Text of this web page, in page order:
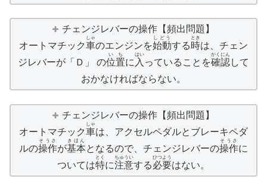
チェンジレバーの操作【頻出問題】
オートマチック車
しゃ
のエンジンを始動
しどう
する時
とき
は、チェン
ジレバーが「Ｄ」 の位置
いち
に 入
はい
っていることを確認
かくにん
して
おかなければならない。
チェンジレバーの操作【頻出問題】
オートマチック車
しゃ
は、アクセルペダルとブレーキペダ
ルの操作
そうさ
が基本
きほん
となるので、チェンジレバーの操作
そうさ
に
ついては特
とく
に注意
ちゅうい
する必要
ひつよう
はない。